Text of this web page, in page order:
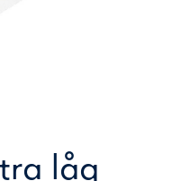
låg